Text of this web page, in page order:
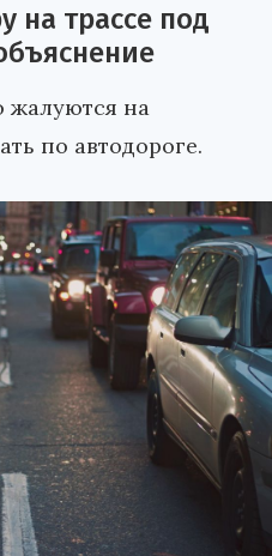
на трассе под
жалуются на
по автодороге.